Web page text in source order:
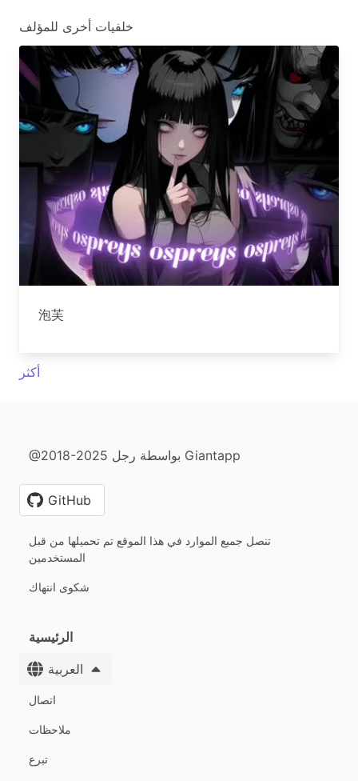
خلفيات أخرى للمؤلف
泡芙
أكثر
@2018-2025 بواسطة رجل Giantapp
GitHub
تنصل جميع الموارد في هذا الموقع تم تحميلها من قبل
المستخدمين
شكوى انتهاك
الرئيسية
العربية
اتصال
ملاحظات
تبرع